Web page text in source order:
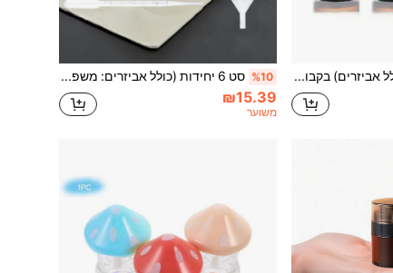
סט 4 חלקים (כולל אביזרים) בקבוק טפטוף, בקבוק טפטוף מזכוכית, 50ML/1.76oz, בקבוק טפטוף מזכוכית חומה, בקבוק טפטוף מזכוכית אטום לדליפות, מתאים לשמנים אתריים, סרומים, שמני שיער ובקבוקי חלוקת נוזלים לנסיעות. %10 סט 6 יחידות (כולל אביזרים: משפך, טפטפת, מפיץ קש) בקבוק בושם מיני 15 מ"ל מזכוכית, בקבוק בושם ריק עם ספריי למילוי חוזר, מושלם לבושם, ספריי לשיער, מטהר אוויר, ספריי לחדר, ספריי גוף, מוצרי טיפוח ביתיים, ארומתרפיה, ספריי לכרית וכל תערובת אחרת. בקבוק בושם למילוי חוזר,
₪15.39
משוער